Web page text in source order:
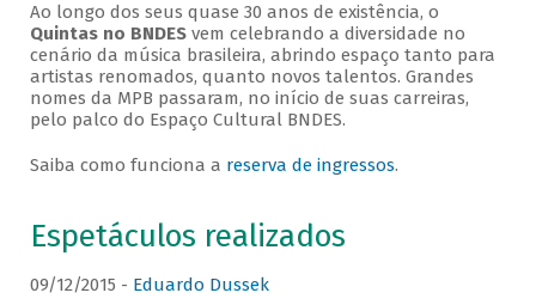
Ao longo dos seus quase 30 anos de existência, o
Quintas no BNDESvem celebrando a diversidade no
cenário da música brasileira, abrindo espaço tanto para
artistas renomados, quanto novos talentos. Grandes
nomes da MPB passaram, no início de suas carreiras,
pelo palco do Espaço Cultural BNDES.
Saiba como funciona a reserva de ingressos.
Espetáculos realizados
09/12/2015 - Eduardo Dussek